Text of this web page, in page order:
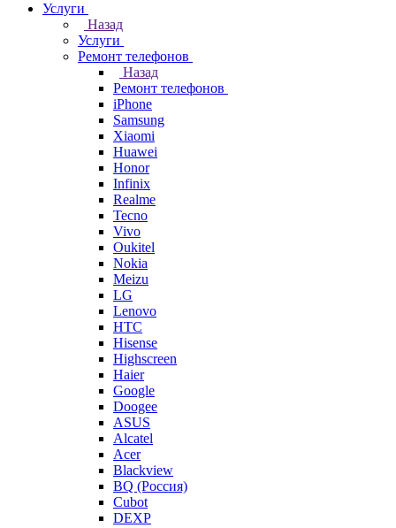
Услуги
Назад
Услуги
Ремонт телефонов
Назад
Ремонт телефонов
iPhone
Samsung
Xiaomi
Huawei
Honor
Infinix
Realme
Tecno
Vivo
Oukitel
Nokia
Meizu
LG
Lenovo
HTC
Hisense
Highscreen
Haier
Google
Doogee
ASUS
Alcatel
Acer
Blackview
BQ (Россия)
Cubot
DEXP